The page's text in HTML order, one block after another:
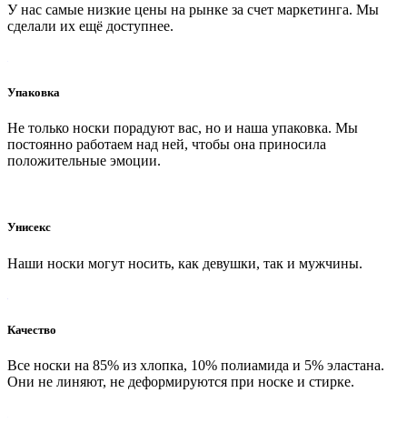
У нас самые низкие цены на рынке за счет маркетинга. Мы
сделали их ещё доступнее.
Упаковка
Не только носки порадуют вас, но и наша упаковка. Мы
постоянно работаем над ней, чтобы она приносила
положительные эмоции.
Унисекс
Наши носки могут носить, как девушки, так и мужчины.
Качество
Все носки на 85% из хлопка, 10% полиамида и 5% эластана.
Они не линяют, не деформируются при носке и стирке.